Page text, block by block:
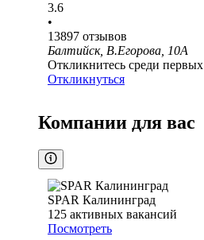
3.6
•
13897 отзывов
Балтийск, В.Егорова, 10А
Откликнитесь среди первых
Откликнуться
Компании для вас
SPAR Калининград
125 активных вакансий
Посмотреть